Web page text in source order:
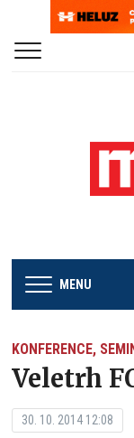
MENU
KONFERENCE,
Veletrh
30. 10. 2014 12:08